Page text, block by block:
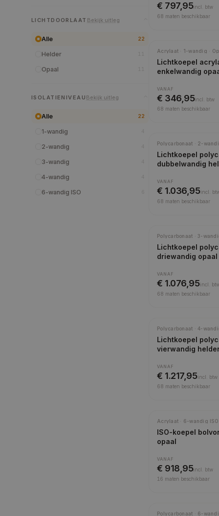
LICHTDOORLAAT Bekijk uitleg
Alle 22
Helder
Opaal
ISOLATIENIVEAU Bekijk uitleg
Alle 22
1-wandig
2-wandig
3-wandig
4-wandig
6-wandig ISO
€ 797,95incl.
btw
68 maten beschikbaar
Acrylaat · 1-wandig ·
Lichtkoepel
enkelwandig
VANAF
€ 346,95incl.
btw
68 maten beschikbaar
Polycarbonaat · 2-
Lichtkoepel
dubbelwandig
VANAF
€ 1.036,95incl.
68 maten beschikbaar
Polycarbonaat · 3-
Lichtkoepel
driewandig opaal
VANAF
€ 1.076,95incl.
68 maten beschikbaar
Polycarbonaat · 4-
Lichtkoepel
vierwandig
VANAF
€ 1.217,95incl.
btw
68 maten beschikbaar
Acrylaat · 6-wandig ISO
ISO-koepel
opaal
VANAF
€ 918,95incl.
btw
16 maten beschikbaar
Polycarbonaat · 6-